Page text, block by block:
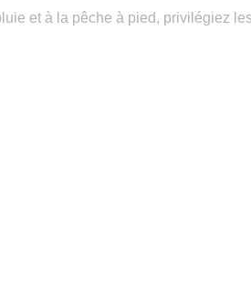
et à la pêche à pied, privilégiez